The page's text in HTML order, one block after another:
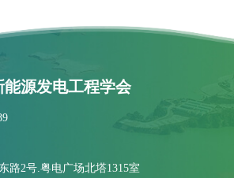
能源发电工程学会
路2号.粤电广场北塔1315室